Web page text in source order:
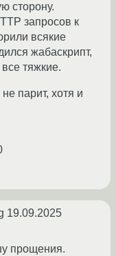
сторону.
запросов к
всякие
жабаскрипт,
тяжкие.
парит, хотя и
19.09.2025
прощения.